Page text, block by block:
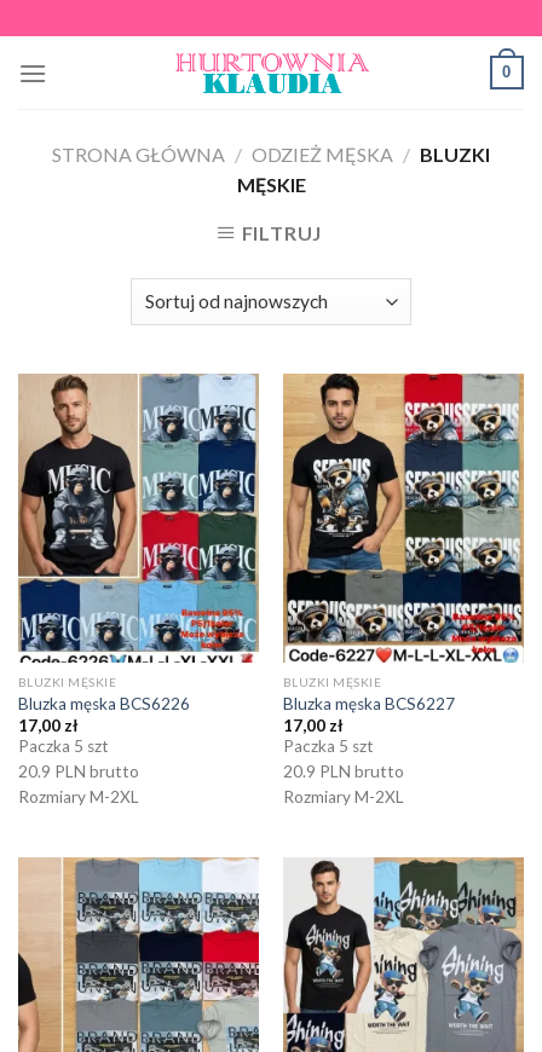
to
content
0
STRONA GŁÓWNA / ODZIEŻ MĘSKA / BLUZKI
MĘSKIE
FILTRUJ
BLUZKI MĘSKIE
Bluzka męska BCS6226
17,00 zł
Paczka 5 szt
20.9 PLN brutto
Rozmiary M-2XL
BLUZKI MĘSKIE
Bluzka męska BCS6227
17,00 zł
Paczka 5 szt
20.9 PLN brutto
Rozmiary M-2XL